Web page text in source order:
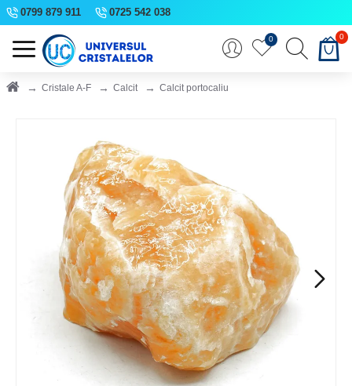
0799 879 911 0725 542 038
0 0
Cristale A-F Calcit Calcit portocaliu